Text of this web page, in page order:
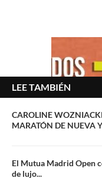
de jugar
LA FED
LEE TAMBIÉN
CAROLINE
MARATÓN DE NUEVA
El Mutua Madrid Open
de lujo...